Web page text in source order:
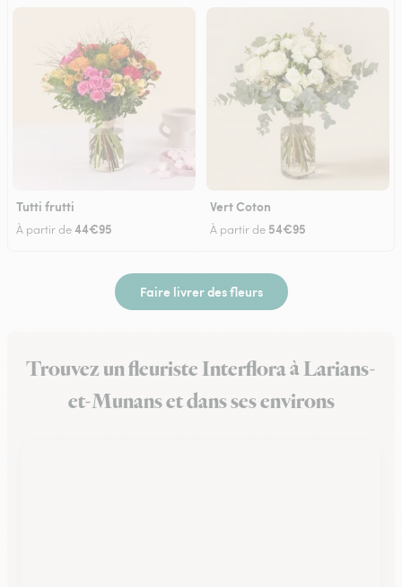
Tutti frutti
À partir de44€95
Vert Coton
À partir de 54€95
Faire livrer des fleurs
Trouvez un fleuriste Interflora à Larians-
et-Munans et dans ses environs